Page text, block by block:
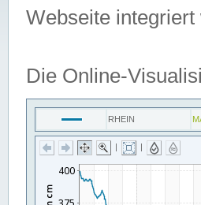
Webseite integriert
Die Online-